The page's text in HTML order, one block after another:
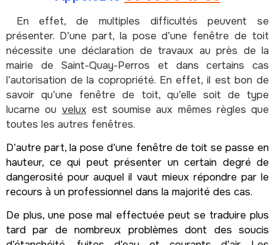
En effet, de multiples difficultés peuvent se
présenter. D’une part, la pose d’une fenêtre de toit
nécessite une déclaration de travaux au près de la
mairie de Saint-Quay-Perros et dans certains cas
l’autorisation de la copropriété. En effet, il est bon de
savoir qu’une fenêtre de toit, qu’elle soit de type
lucarne ou veluxest soumise aux mêmes règles que
toutes les autres fenêtres.
D’autre part, la pose d’une fenêtre de toit se passe en
hauteur, ce qui peut présenter un certain degré de
dangerosité pour auquel il vaut mieux répondre par le
recours à un professionnel dans la majorité des cas.
De plus, une pose mal effectuée peut se traduire plus
tard par de nombreux problèmes dont des soucis